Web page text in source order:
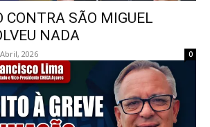
CONTRA SÃO MIGUEL
NADA
2026 0